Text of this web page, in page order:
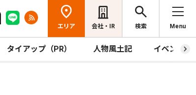
エリア 会社・IR 検索 Menu
タイアップ（PR） 人物風土記 イベント